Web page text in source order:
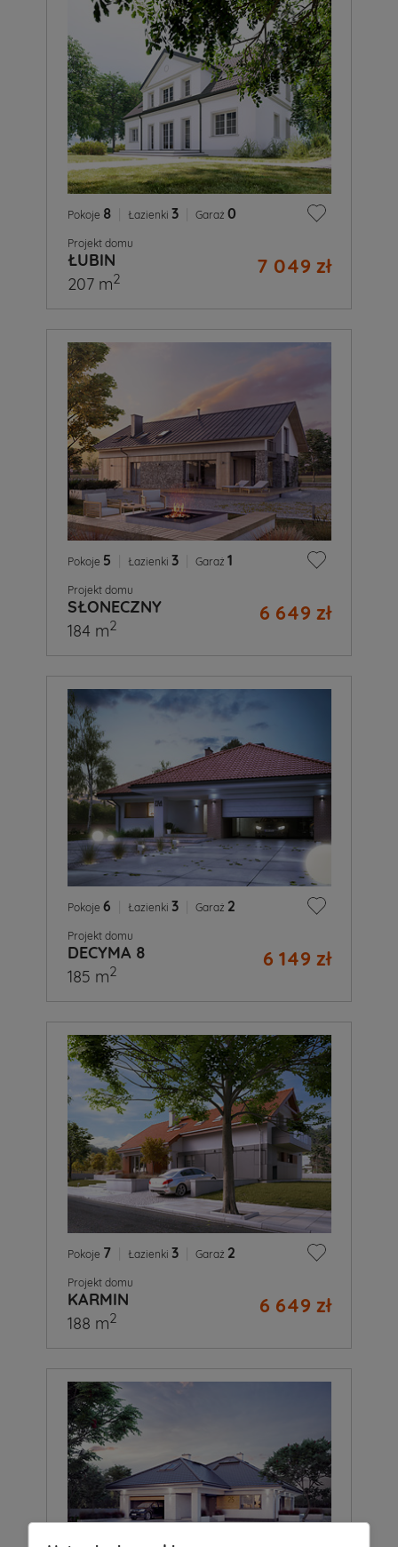
Pokoje 8 Łazienki 3 Garaż 0
Projekt domu
ŁUBIN 7 049 zł
207 m2
Pokoje 5 Łazienki 3 Garaż 1
Projekt domu
SŁONECZNY 6 649 zł
184 m2
Pokoje 6 Łazienki 3 Garaż 2
Projekt domu
DECYMA 8 6 149 zł
185 m2
Pokoje 7 Łazienki 3 Garaż 2
Projekt domu
KARMIN 6 649 zł
188 m2